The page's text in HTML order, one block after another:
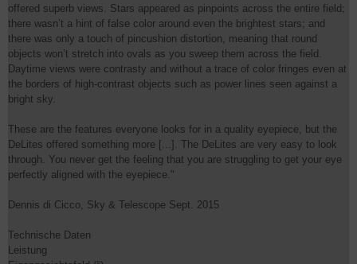
offered superb views. Stars appeared as pinpoints across the entire field;
there wasn’t a hint of false color around even the brightest stars; and
there was only a touch of pincushion distortion, meaning that round
objects won’t stretch into ovals as you sweep them across the field.
Daytime views were contrasty and without a trace of color fringes even at
the borders of high-contrast objects such as power lines seen against a
bright sky.
These are the features everyone looks for in a quality eyepiece, but the
DeLites offered something more [...]. The DeLites are very easy to look
through. You never get the feeling that you are struggling to get your eye
perfectly aligned with the eyepiece."
Dennis di Cicco, Sky & Telescope Sept. 2015
Technische Daten
Leistung